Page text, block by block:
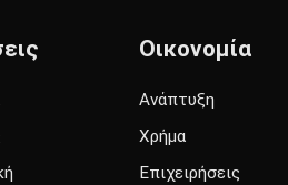
Οικονομία
Ανάπτυξη
Χρήμα
Επιχειρήσεις